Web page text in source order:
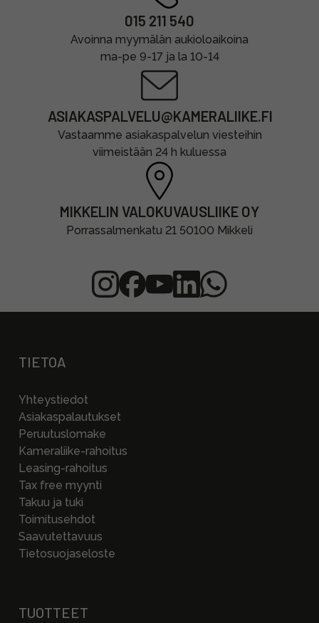
015 211 540
Avoinna myymälän aukioloaikoina
ma-pe 9-17 ja la 10-14
ASIAKASPALVELU@KAMERALIIKE.FI
Vastaamme asiakaspalvelun viesteihin
viimeistään 24 h kuluessa
MIKKELIN VALOKUVAUSLIIKE OY
Porrassalmenkatu 21 50100 Mikkeli
TIETOA
Yhteystiedot
Asiakaspalautukset
Peruutuslomake
Kameraliike-rahoitus
Leasing-rahoitus
Tax free myynti
Takuu ja tuki
Toimitusehdot
Saavutettavuus
Tietosuojaseloste
TUOTTEET